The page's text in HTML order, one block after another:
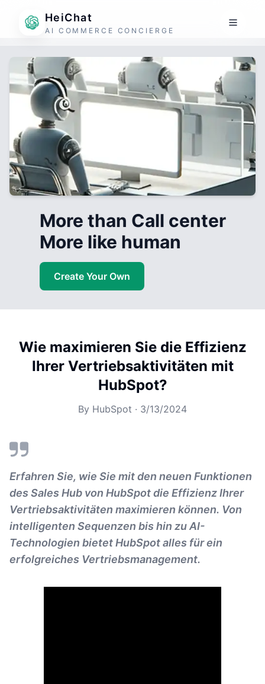
HeiChat
AI COMMERCE CONCIERGE
More than Call center
More like human
Create Your Own
Wie maximieren Sie die Effizienz
Ihrer Vertriebsaktivitäten mit
HubSpot?
By HubSpot · 3/13/2024
Erfahren Sie, wie Sie mit den neuen Funktionen
des Sales Hub von HubSpot die Effizienz Ihrer
Vertriebsaktivitäten maximieren können. Von
intelligenten Sequenzen bis hin zu AI-
Technologien bietet HubSpot alles für ein
erfolgreiches Vertriebsmanagement.